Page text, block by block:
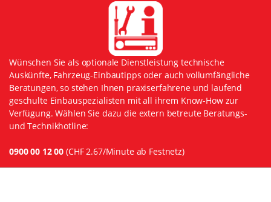
Wünschen Sie als optionale Dienstleistung technische
Auskünfte, Fahrzeug-Einbautipps oder auch vollumfängliche
Beratungen, so stehen Ihnen praxiserfahrene und laufend
geschulte Einbauspezialisten mit all ihrem Know-How zur
Verfügung. Wählen Sie dazu die extern betreute Beratungs-
und Technikhotline:
0900 00 12 00 (CHF 2.67/Minute ab Festnetz)